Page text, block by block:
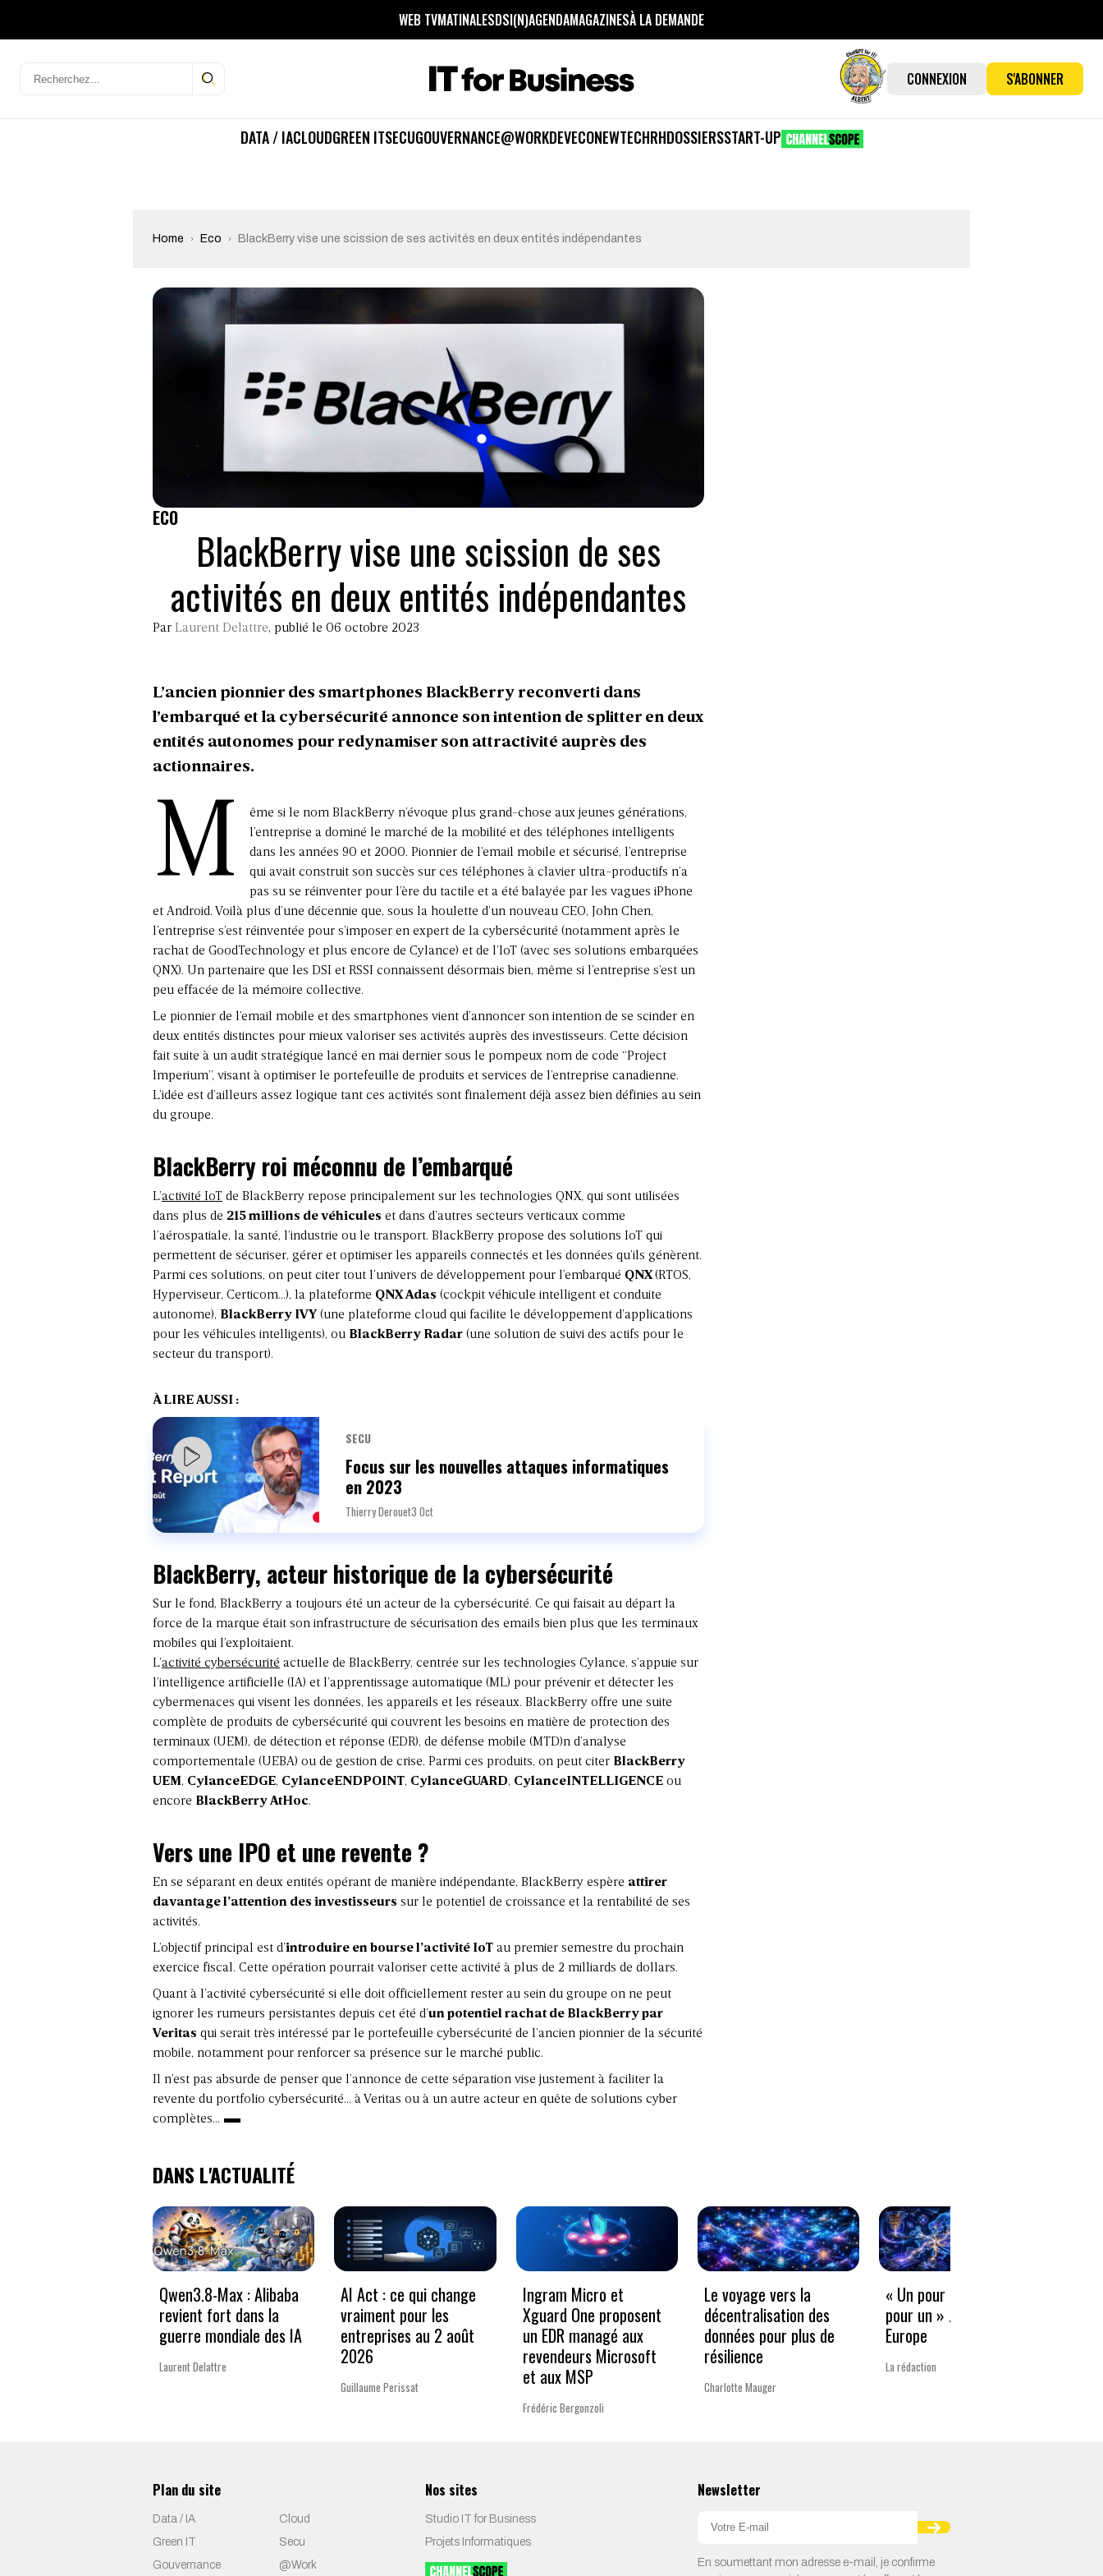
WEB TVMATINALESDSI(N)AGENDAMAGAZINESÀ LA DEMANDE
CONNEXION S'ABONNER
DATA / IACLOUDGREEN ITSECUGOUVERNANCE@WORKDEVECONEWTECHRHDOSSIERSSTART-UP
Home Eco BlackBerry vise une scission de ses activités en deux entités indépendantes
ECO
BlackBerry vise une scission de ses
activités en deux entités indépendantes
Par Laurent Delattre, publié le 06 octobre 2023
L’ancien pionnier des smartphones BlackBerry reconverti dans
l’embarqué et la cybersécurité annonce son intention de splitter en deux
entités autonomes pour redynamiser son attractivité auprès des
actionnaires.
M
ême si le nom BlackBerry n’évoque plus grand-chose aux jeunes générations,
l’entreprise a dominé le marché de la mobilité et des téléphones intelligents
dans les années 90 et 2000. Pionnier de l’email mobile et sécurisé, l’entreprise
qui avait construit son succès sur ces téléphones à clavier ultra-productifs n’a
pas su se réinventer pour l’ère du tactile et a été balayée par les vagues iPhone
et Android. Voilà plus d’une décennie que, sous la houlette d’un nouveau CEO, John Chen,
l’entreprise s’est réinventée pour s’imposer en expert de la cybersécurité (notamment après le
rachat de GoodTechnology et plus encore de Cylance) et de l’IoT (avec ses solutions embarquées
QNX). Un partenaire que les DSI et RSSI connaissent désormais bien, même si l’entreprise s’est un
peu effacée de la mémoire collective.
Le pionnier de l’email mobile et des smartphones vient d’annoncer son intention de se scinder en
deux entités distinctes pour mieux valoriser ses activités auprès des investisseurs. Cette décision
fait suite à un audit stratégique lancé en mai dernier sous le pompeux nom de code “Project
Imperium”, visant à optimiser le portefeuille de produits et services de l’entreprise canadienne.
L’idée est d’ailleurs assez logique tant ces activités sont finalement déjà assez bien définies au sein
du groupe.
BlackBerry roi méconnu de l’embarqué
L’activité IoT de BlackBerry repose principalement sur les technologies QNX, qui sont utilisées
dans plus de 215 millions de véhicules et dans d’autres secteurs verticaux comme
l’aérospatiale, la santé, l’industrie ou le transport. BlackBerry propose des solutions IoT qui
permettent de sécuriser, gérer et optimiser les appareils connectés et les données qu’ils génèrent.
Parmi ces solutions, on peut citer tout l’univers de développement pour l’embarqué QNX(RTOS,
Hyperviseur, Certicom…), la plateforme QNX Adas (cockpit véhicule intelligent et conduite
autonome), BlackBerry IVY (une plateforme cloud qui facilite le développement d’applications
pour les véhicules intelligents), ou BlackBerry Radar (une solution de suivi des actifs pour le
secteur du transport).
À LIRE AUSSI :
SECU
Focus sur les nouvelles attaques informatiques
en 2023
Thierry Derouet3 Oct
BlackBerry, acteur historique de la cybersécurité
Sur le fond, BlackBerry a toujours été un acteur de la cybersécurité. Ce qui faisait au départ la
force de la marque était son infrastructure de sécurisation des emails bien plus que les terminaux
mobiles qui l’exploitaient.
L’activité cybersécurité actuelle de BlackBerry, centrée sur les technologies Cylance, s’appuie sur
l’intelligence artificielle (IA) et l’apprentissage automatique (ML) pour prévenir et détecter les
cybermenaces qui visent les données, les appareils et les réseaux. BlackBerry offre une suite
complète de produits de cybersécurité qui couvrent les besoins en matière de protection des
terminaux (UEM), de détection et réponse (EDR), de défense mobile (MTD)n d’analyse
comportementale (UEBA) ou de gestion de crise. Parmi ces produits, on peut citer BlackBerry
UEM, CylanceEDGE, CylanceENDPOINT, CylanceGUARD, CylanceINTELLIGENCE ou
encore BlackBerry AtHoc.
Vers une IPO et une revente ?
En se séparant en deux entités opérant de manière indépendante, BlackBerry espère attirer
davantage l’attention des investisseurs sur le potentiel de croissance et la rentabilité de ses
activités.
L’objectif principal est d’introduire en bourse l’activité IoT au premier semestre du prochain
exercice fiscal. Cette opération pourrait valoriser cette activité à plus de 2 milliards de dollars.
Quant à l’activité cybersécurité si elle doit officiellement rester au sein du groupe on ne peut
ignorer les rumeurs persistantes depuis cet été d’un potentiel rachat de BlackBerry par
Veritas qui serait très intéressé par le portefeuille cybersécurité de l’ancien pionnier de la sécurité
mobile, notamment pour renforcer sa présence sur le marché public.
Il n’est pas absurde de penser que l’annonce de cette séparation vise justement à faciliter la
revente du portfolio cybersécurité… à Veritas ou à un autre acteur en quête de solutions cyber
complètes…
DANS L'ACTUALITÉ
Qwen3.8-Max : Alibaba
revient fort dans la
guerre mondiale des IA
Laurent Delattre
AI Act : ce qui change
vraiment pour les
entreprises au 2 août
2026
Guillaume Perissat
Ingram Micro et
Xguard One proposent
un EDR managé aux
revendeurs Microsoft
et aux MSP
Frédéric Bergonzoli
Le voyage vers la
décentralisation des
données pour plus de
résilience
Charlotte Mauger
« Un pour tous, tous
pour un » … sauf en
Europe
La rédaction
Plan du site
Data / IA
Cloud
Green IT
Secu
Gouvernance
@Work
Nos sites
Studio IT for Business
Projets Informatiques
Newsletter
En soumettant mon adresse e-mail, je confirme